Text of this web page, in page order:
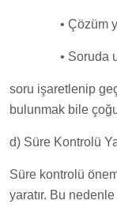
• Çözüm yolu
• Soruda
soru işaretlenip
bulunmak bile
d) Süre Kontrolü
Süre kontrolü
yaratır. Bu